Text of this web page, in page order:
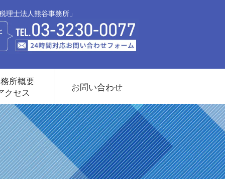
士法人熊谷事務所」
所概要
クセス
お問い合わせ